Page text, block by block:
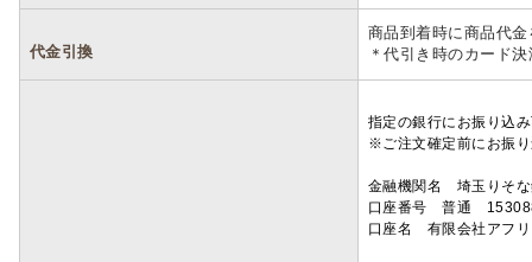
代金引換
商品到着時に商品代
＊代引き時のカード
指定の銀行にお振り込
※ご注文確定前にお振
金融機関名 埼玉りそ
口座番号 普通
口座名 有限会社アフ